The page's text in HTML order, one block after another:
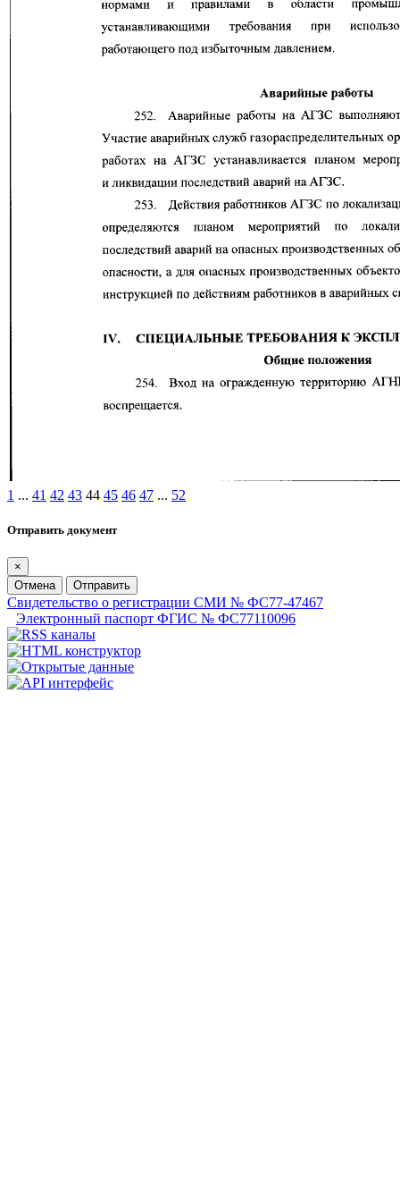
1 ... 41 42 43 44 45 46 47 ... 52
Отправить документ
×
Отмена
Отправить
Свидетельство о регистрации СМИ № ФС77-47467
Электронный паспорт ФГИС № ФС77110096